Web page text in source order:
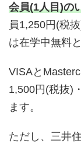
会員(1人目)の
員1,250円(税
は在学中無料
VISAと
1,500円(税抜)
ます。
ただし、三井